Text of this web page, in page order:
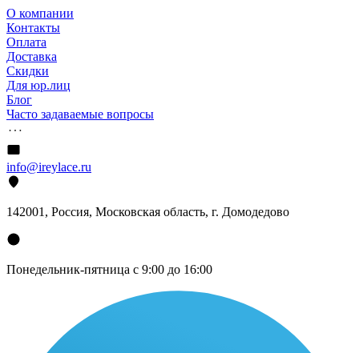
О компании
Контакты
Оплата
Доставка
Скидки
Для юр.лиц
Блог
Часто задаваемые вопросы
info@ireylace.ru
142001 , Россия, Московская область, г. Домодедово
Понедельник-пятница с 9:00 до 16:00